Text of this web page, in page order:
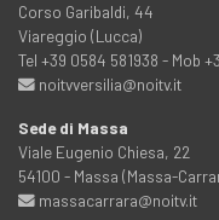
Corso Garibaldi, 44
Viareggio (Lucca)
Tel +39 0584 581938 - Mob
noitvversilia@noitv.it
Sede di Massa
Viale Eugenio Chiesa, 22
54100 - Massa (Massa-
massacarrara@noitv.it